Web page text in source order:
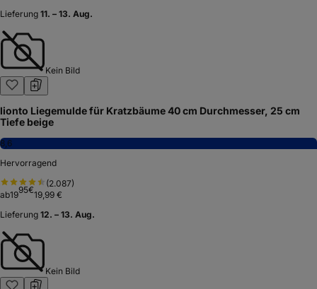
Lieferung 11. – 13. Aug.
Kein Bild
lionto Liegemulde für Kratzbäume 40 cm Durchmesser, 25 cm
Tiefe beige
8,6
Hervorragend
(2.087)
ab1995€19,99 €
Lieferung 12. – 13. Aug.
Kein Bild